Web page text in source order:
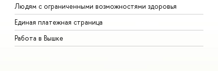
Людям с ограниченными возможностями здоровья
Единая платежная страница
Работа в Вышке